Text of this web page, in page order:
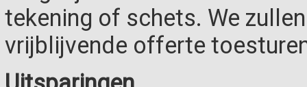
tekening of schets. We
vrijblijvende offerte